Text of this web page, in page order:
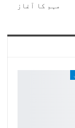
مہم کا آغاز